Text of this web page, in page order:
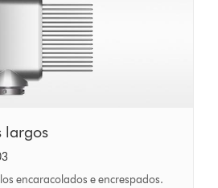
largos
encaracolados e encrespados.